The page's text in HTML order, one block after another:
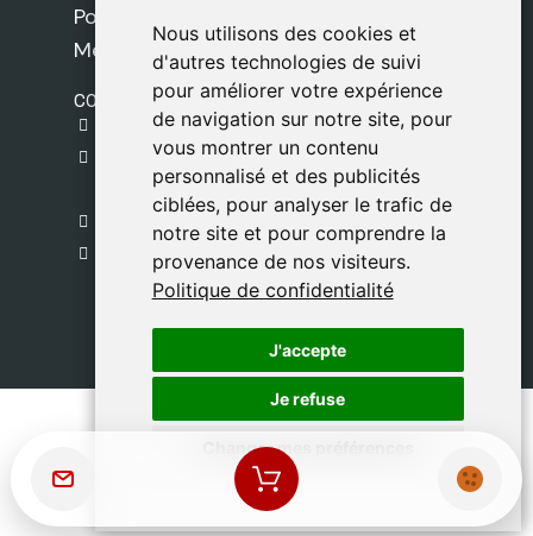
Nous utilisons des cookies et
d'autres technologies de suivi
pour améliorer votre expérience
de navigation sur notre site, pour
vous montrer un contenu
personnalisé et des publicités
ciblées, pour analyser le trafic de
notre site et pour comprendre la
provenance de nos visiteurs.
Politique de confidentialité
J'accepte
Je refuse
Changer mes préférences
Nous utilisons des cookies et
d'autres technologies de suivi
pour améliorer votre expérience
de navigation sur notre site, pour
vous montrer un contenu
personnalisé et des publicités
ciblées, pour analyser le trafic de
notre site et pour comprendre la
provenance de nos visiteurs.
Politique de confidentialité
J'accepte
Je refuse
Changer mes préférences
Politique de confidentialité
Mentions légales
CONTACT
gestion@safeliz.com
C. del Pradillo, 6, 28770 Colmenar Viejo,
Madrid
+34 918 459 877
09:00 - 13:00